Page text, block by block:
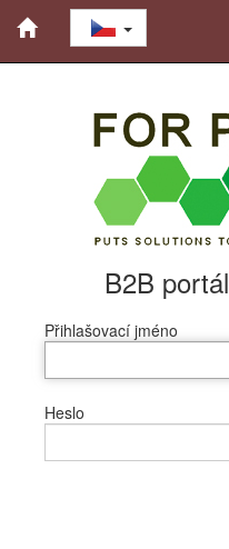
B2B portál
Přihlašovací jméno
Heslo